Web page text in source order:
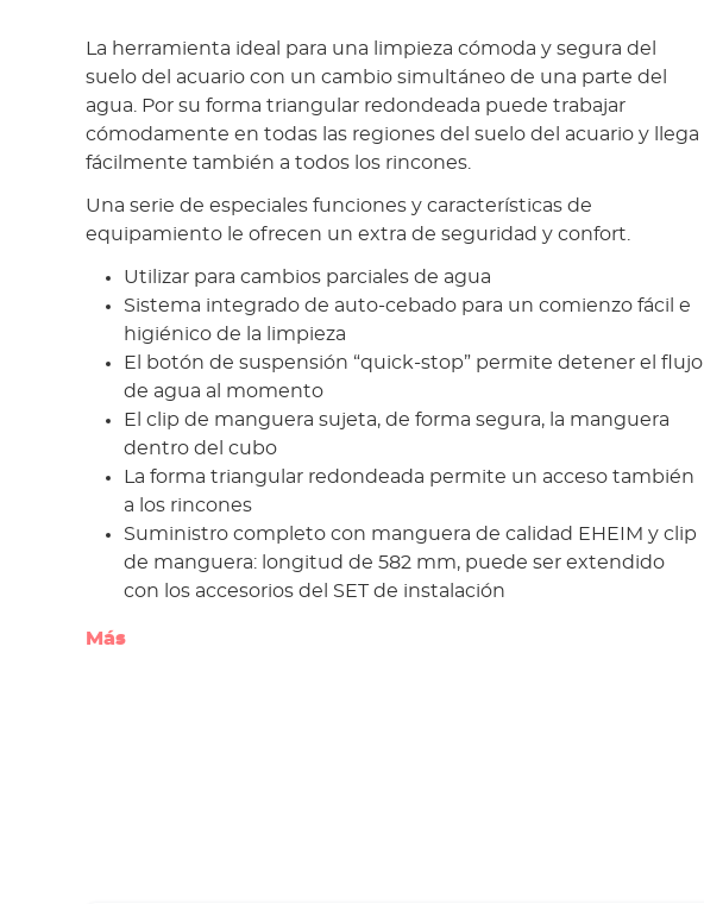
La herramienta ideal para una limpieza cómoda y segura del
suelo del acuario con un cambio simultáneo de una parte del
agua. Por su forma triangular redondeada puede trabajar
cómodamente en todas las regiones del suelo del acuario y llega
fácilmente también a todos los rincones.
Una serie de especiales funciones y características de
equipamiento le ofrecen un extra de seguridad y confort.
Utilizar para cambios parciales de agua
Sistema integrado de auto-cebado para un comienzo fácil e
higiénico de la limpieza
El botón de suspensión “quick-stop” permite detener el flujo
de agua al momento
El clip de manguera sujeta, de forma segura, la manguera
dentro del cubo
La forma triangular redondeada permite un acceso también
a los rincones
Suministro completo con manguera de calidad EHEIM y clip
de manguera: longitud de 582 mm, puede ser extendido
con los accesorios del SET de instalación
Más